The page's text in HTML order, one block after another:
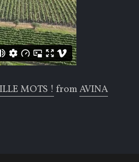
MOTS ! fromAVINA